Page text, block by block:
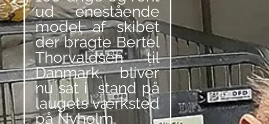
ud enestående
model af skibet
der bragte Bertel
Thorvaldsen til
Danmark, bliver
nu sat i stand på
laugets værksted
på Nyholm.